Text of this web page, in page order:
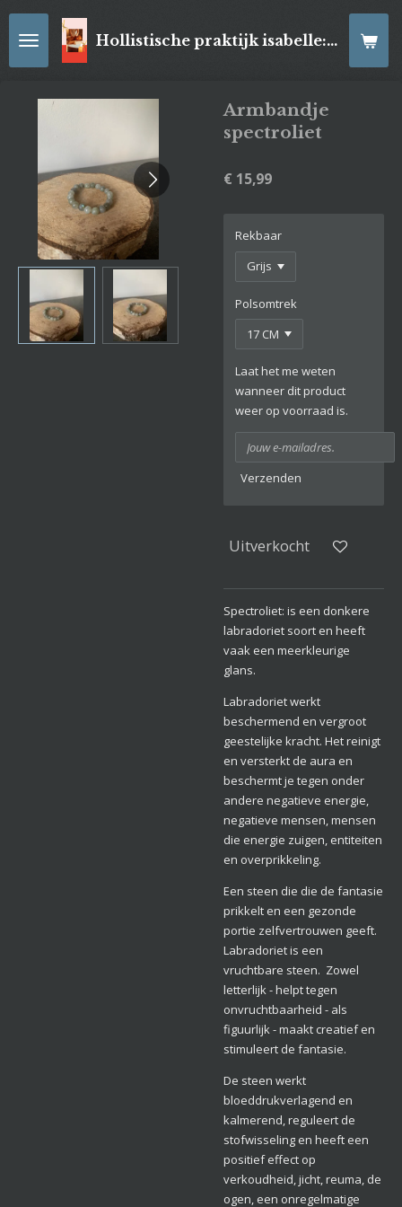
Ga
direct
hoofdinhoud
Hollistische praktijk isabelle: online Kaartleggingen/ Reiki-behandelingen, Relaxatiemassage's , self- made juwelen, spirituele artikelen
Armbandje
spectroliet
€ 15,99
Rekbaar
Polsomtrek
Laat het me weten
wanneer dit product
weer op voorraad is.
Verzenden
Uitverkocht
Spectroliet: is een donkere
labradoriet soort en heeft
vaak een meerkleurige
glans.
Labradoriet werkt
beschermend en vergroot
geestelijke kracht. Het reinigt
en versterkt de aura en
beschermt je tegen onder
andere negatieve energie,
negatieve mensen, mensen
die energie zuigen, entiteiten
en overprikkeling.
Een steen die die de fantasie
prikkelt en een gezonde
portie zelfvertrouwen geeft.
Labradoriet is een
vruchtbare steen. Zowel
letterlijk - helpt tegen
onvruchtbaarheid - als
figuurlijk - maakt creatief en
stimuleert de fantasie.
De steen werkt
bloeddrukverlagend en
kalmerend, reguleert de
stofwisseling en heeft een
positief effect op
verkoudheid, jicht, reuma, de
ogen, een onregelmatige